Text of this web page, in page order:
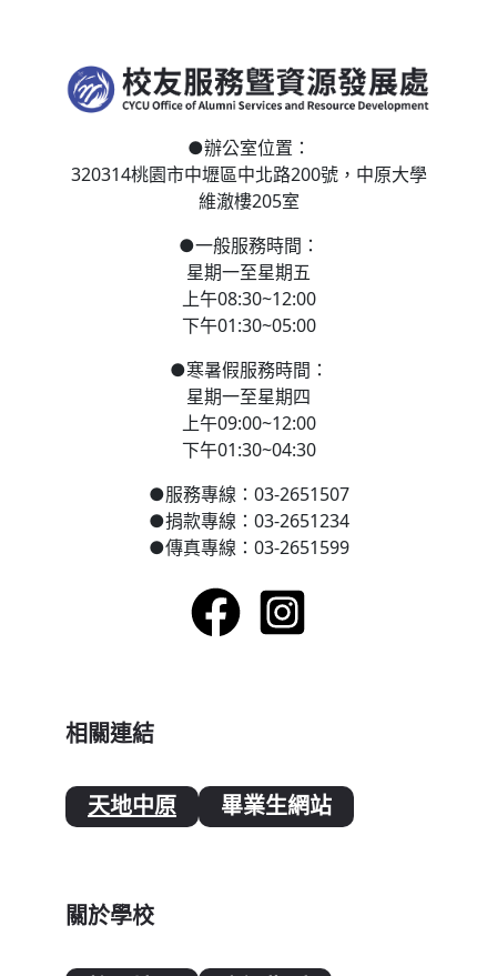
●辦公室位置：
320314桃園市中壢區中北路200號， 中原大學
維澈樓205室
●一般服務時間：
星期一至星期五
上午08:30~12:00
下午01:30~05:00
●寒暑假服務時間：
星期一至星期四
上午09:00~12:00
下午01:30~04:30
●服務專線：03-2651507
●捐款專線：03-2651234
●傳真專線：03-2651599
相關連結
天地中原 畢業生網站
關於學校